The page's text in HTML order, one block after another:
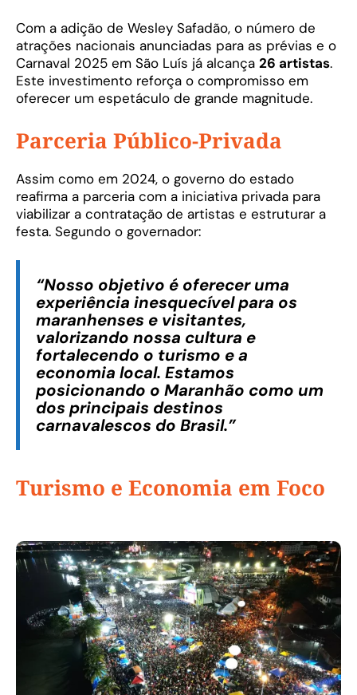
Com a adição de Wesley Safadão, o número de
atrações nacionais anunciadas para as prévias e o
Carnaval 2025 em São Luís já alcança 26 artistas.
Este investimento reforça o compromisso em
oferecer um espetáculo de grande magnitude.
Parceria Público-Privada
Assim como em 2024, o governo do estado
reafirma a parceria com a iniciativa privada para
viabilizar a contratação de artistas e estruturar a
festa. Segundo o governador:
“Nosso objetivo é oferecer uma
experiência inesquecível para os
maranhenses e visitantes,
valorizando nossa cultura e
fortalecendo o turismo e a
economia local. Estamos
posicionando o Maranhão como um
dos principais destinos
carnavalescos do Brasil.”
Turismo e Economia em Foco